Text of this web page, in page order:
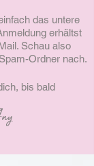
das untere
erhältst
Schau also
Ordner nach.
bis bald